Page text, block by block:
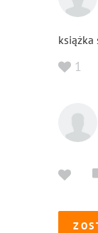
książka
1